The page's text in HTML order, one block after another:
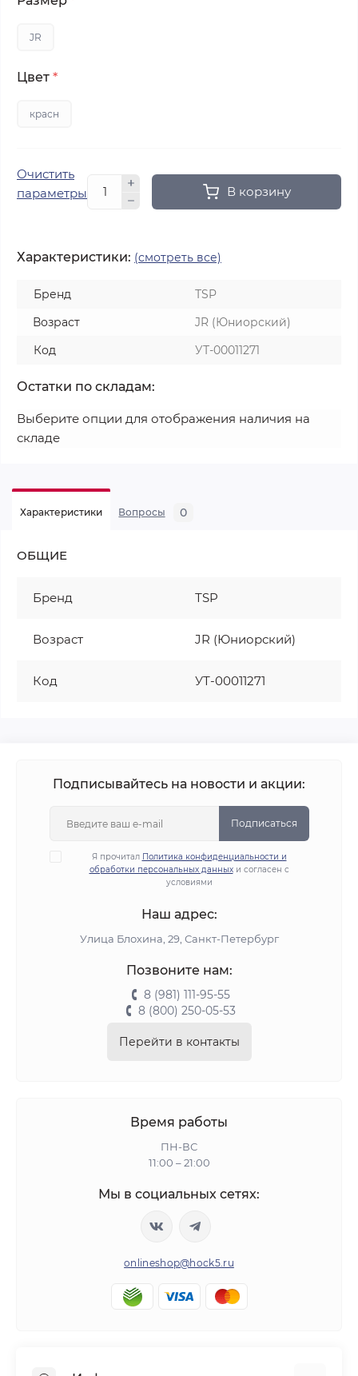
JR
Цвет *
красн
Очистить
параметры
В корзину
Характеристики: (смотреть все)
Бренд
ТSP
Возраст
JR (Юниорский)
Код
УТ-00011271
Остатки по складам:
Выберите опции для отображения наличия на
складе
Характеристики Вопросы 0
ОБЩИЕ
Бренд ТSP
Возраст JR (Юниорский)
Код УТ-00011271
Подписывайтесь на новости и акции:
Подписаться
Я прочитал Политика конфиденциальности и
обработки персональных данныхи согласен с
условиями
Наш адрес:
Улица Блохина, 29, Санкт-Петербург
Позвоните нам:
8 (981) 111-95-55
8 (800) 250-05-53
Перейти в контакты
Время работы
ПН-ВС
11:00 – 21:00
Мы в социальных сетях:
onlineshop@hock5.ru